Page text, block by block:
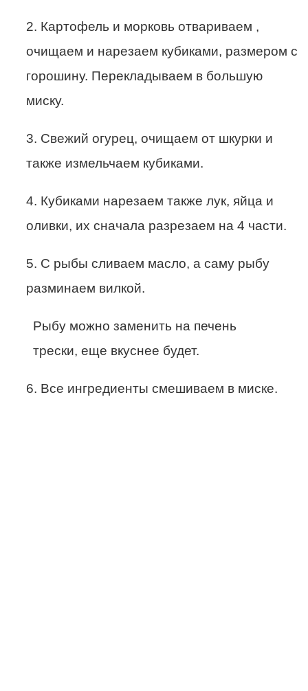
2. Картофель и морковь отвариваем ,
очищаем и нарезаем кубиками, размером с
горошину. Перекладываем в большую
миску.
3. Свежий огурец, очищаем от шкурки и
также измельчаем кубиками.
4. Кубиками нарезаем также лук, яйца и
оливки, их сначала разрезаем на 4 части.
5. С рыбы сливаем масло, а саму рыбу
разминаем вилкой.
Рыбу можно заменить на печень
трески, еще вкуснее будет.
6. Все ингредиенты смешиваем в миске.